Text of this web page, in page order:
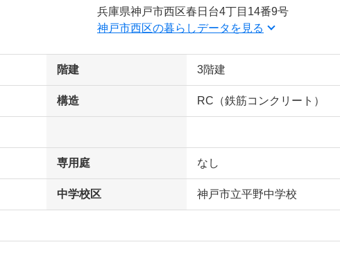
兵庫県神戸市西区春日台4丁目14番9号
神戸市西区の暮らしデータを見る
階建 3階建
構造 RC（鉄筋コンクリート）
専用庭 なし
中学校区 神戸市立平野中学校